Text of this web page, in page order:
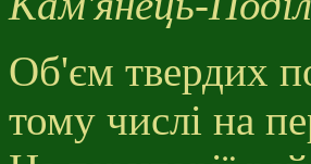
Об'єм твердих
тому числі на